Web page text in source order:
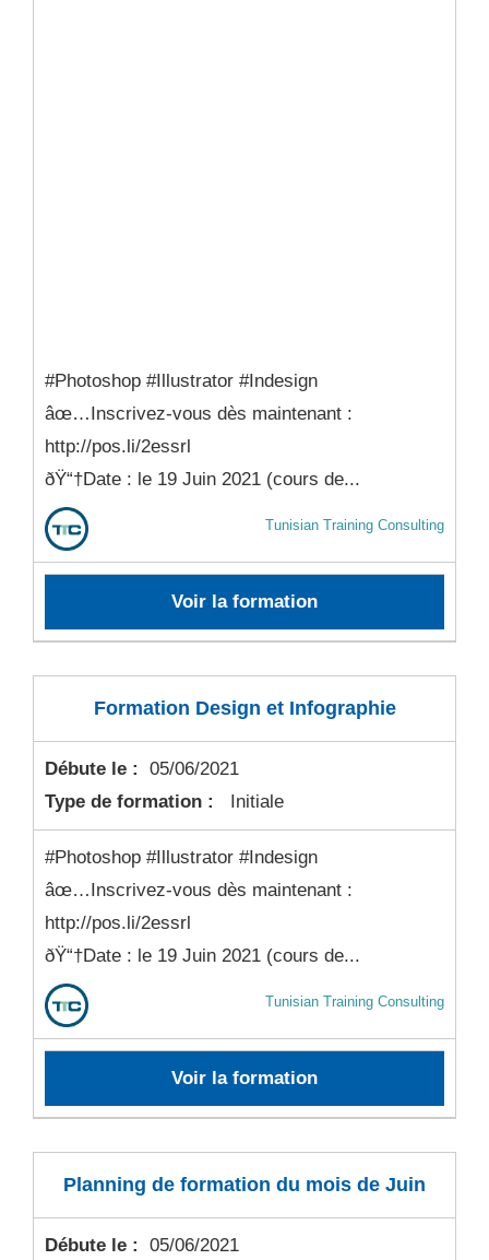
#Photoshop #Illustrator #Indesign
âœ…Inscrivez-vous dès maintenant :
http://pos.li/2essrl
ðŸ“†Date : le 19 Juin 2021 (cours de...
Tunisian Training Consulting
Voir la formation
Formation Design et Infographie
Débute le :
05/06/2021
Type de formation :
Initiale
#Photoshop #Illustrator #Indesign
âœ…Inscrivez-vous dès maintenant :
http://pos.li/2essrl
ðŸ“†Date : le 19 Juin 2021 (cours de...
Tunisian Training Consulting
Voir la formation
Planning de formation du mois de Juin
Débute le :
05/06/2021